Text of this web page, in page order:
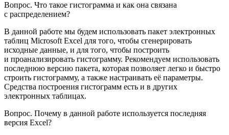
Вопрос. Что такое гистограмма и как она связана
с распределением?
В данной работе мы будем использовать пакет электронных
таблиц Microsoft Excel для того, чтобы сгенерировать
исходные данные, и для того, чтобы построить
и проанализировать гистограмму. Рекомендуем использовать
последнюю версию пакета, которая позволяет легко и быстро
строить гистограмму, а также настраивать её параметры.
Средства построения гистограмм есть и в других
электронных таблицах.
Вопрос. Почему в данной работе используется последняя
версия Excel?